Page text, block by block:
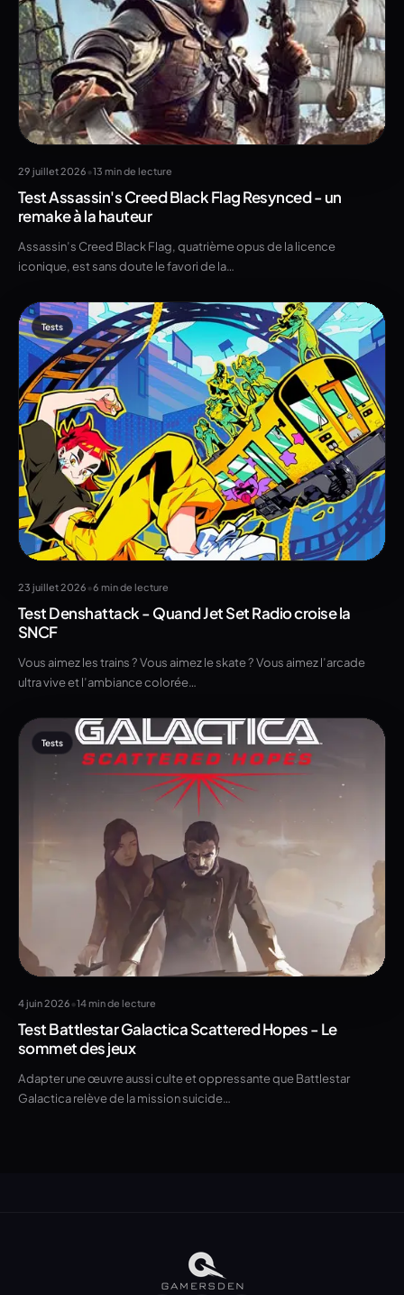
29 juillet 2026 •13 min de lecture
Test Assassin's Creed Black Flag Resynced - un
remake à la hauteur
Assassin’s Creed Black Flag, quatrième opus de la licence
iconique, est sans doute le favori de la…
Tests
23 juillet 2026 •6 min de lecture
Test Denshattack - Quand Jet Set Radio croise la
SNCF
Vous aimez les trains ? Vous aimez le skate ? Vous aimez l’arcade
ultra vive et l’ambiance colorée…
Tests
4 juin 2026 •14 min de lecture
Test Battlestar Galactica Scattered Hopes - Le
sommet des jeux
Adapter une œuvre aussi culte et oppressante que Battlestar
Galactica relève de la mission suicide…